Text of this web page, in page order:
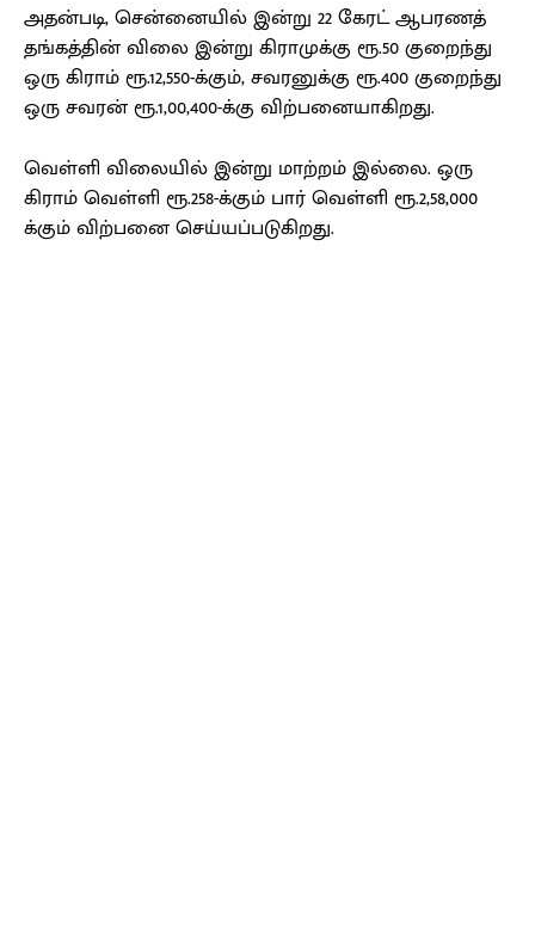
அதன்படி, சென்னையில் இன்று 22 கேரட் ஆபரணத்
தங்கத்தின் விலை இன்று கிராமுக்கு ரூ.50 குறைந்து
ஒரு கிராம் ரூ.12,550-க்கும், சவரனுக்கு ரூ.400 குறைந்து
ஒரு சவரன் ரூ.1,00,400-க்கு விற்பனையாகிறது.
வெள்ளி விலையில் இன்று மாற்றம் இல்லை. ஒரு
கிராம் வெள்ளி ரூ.258-க்கும் பார் வெள்ளி ரூ.2,58,000
க்கும் விற்பனை செய்யப்படுகிறது.